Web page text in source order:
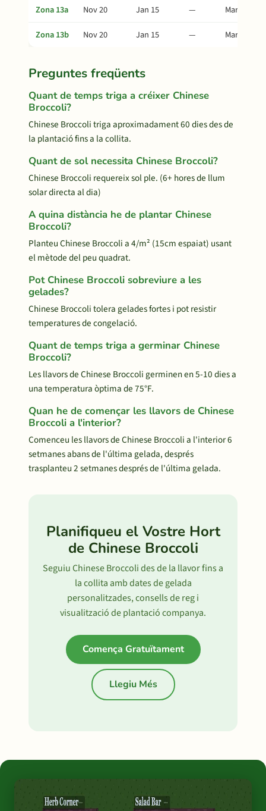
Zona 13a Nov 20 Jan 15 —
Mar 16
Zona 13b
Nov 20 Jan 15 — Mar 16
Preguntes freqüents
Quant de temps triga a créixer Chinese
Broccoli?
Chinese Broccoli triga aproximadament 60 dies des de
la plantació fins a la collita.
Quant de sol necessita Chinese Broccoli?
Chinese Broccoli requereix sol ple. (6+ hores de llum
solar directa al dia)
A quina distància he de plantar Chinese
Broccoli?
Planteu Chinese Broccoli a 4/m² (15cm espaiat) usant
el mètode del peu quadrat.
Pot Chinese Broccoli sobreviure a les
gelades?
Chinese Broccoli tolera gelades fortes i pot resistir
temperatures de congelació.
Quant de temps triga a germinar Chinese
Broccoli?
Les llavors de Chinese Broccoli germinen en 5-10 dies a
una temperatura òptima de 75°F.
Quan he de començar les llavors de Chinese
Broccoli a l'interior?
Comenceu les llavors de Chinese Broccoli a l'interior 6
setmanes abans de l'última gelada, després
trasplanteu 2 setmanes després de l'última gelada.
Planifiqueu el Vostre Hort
de Chinese Broccoli
Seguiu Chinese Broccoli des de la llavor fins a
la collita amb dates de gelada
personalitzades, consells de reg i
visualització de plantació companya.
Comença Gratuïtament
Llegiu Més